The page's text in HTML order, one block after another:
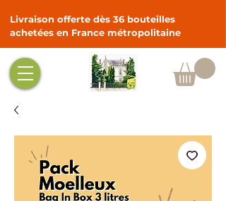
Livraison offerte dès 36 bouteilles
achetées en France métropolitaine